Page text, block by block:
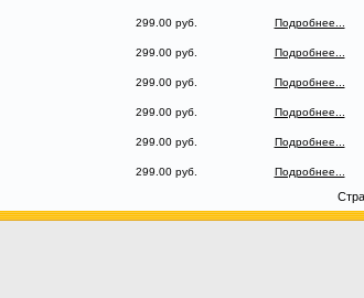
299.00 руб.
Подробнее...
299.00 руб.
Подробнее...
299.00 руб.
Подробнее...
299.00 руб.
Подробнее...
299.00 руб.
Подробнее...
299.00 руб. Подробнее...